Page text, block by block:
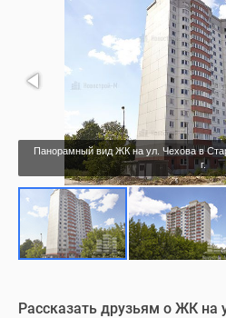
Панорамный вид ЖК на ул. Чехова в
г.
Рассказать друзьям о ЖК на